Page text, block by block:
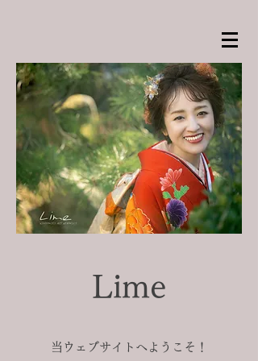
Lime
当ウェブサイトへようこそ！